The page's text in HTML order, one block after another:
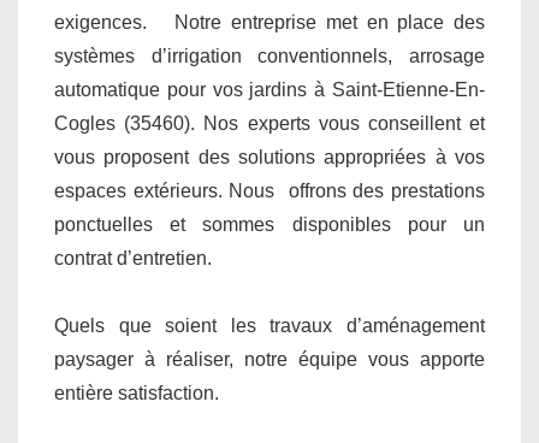
exigences. Notre entreprise met en place des
systèmes d’irrigation conventionnels, arrosage
automatique pour vos jardins à Saint-Etienne-En-
Cogles (35460). Nos experts vous conseillent et
vous proposent des solutions appropriées à vos
espaces extérieurs. Nous offrons des prestations
ponctuelles et sommes disponibles pour un
contrat d’entretien.
Quels que soient les travaux d’aménagement
paysager à réaliser, notre équipe vous apporte
entière satisfaction.